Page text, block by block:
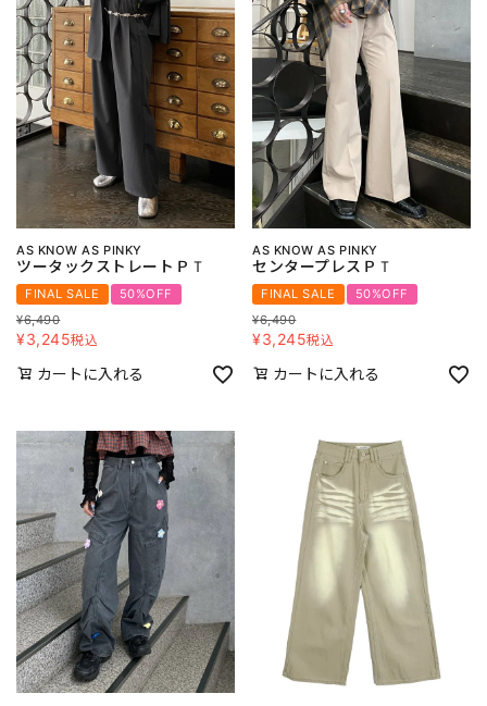
AS KNOW AS PINKY
ツータックストレートＰＴ
FINAL SALE
50%OFF
¥6,490
¥3,245税込
カートに入れる
AS KNOW AS PINKY
センタープレスＰＴ
FINAL SALE
50%OFF
¥6,490
¥3,245税込
カートに入れる